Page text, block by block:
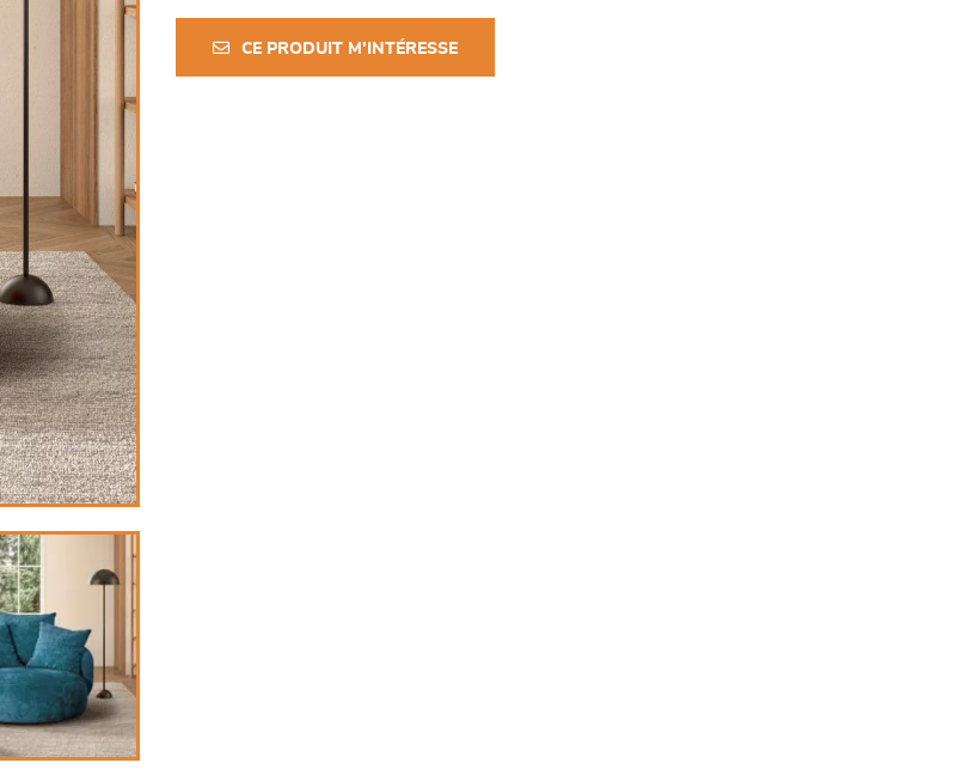
CE PRODUIT M'INTÉRESSE